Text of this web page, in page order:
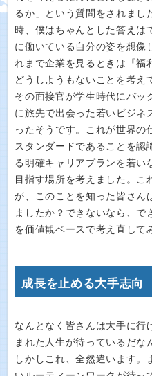
るか」という質問をされまし
時、僕はちゃんとした答えは
に働いている自分の姿を想像
れまで企業を見るときは『福
どうしようもないことを考え
その面接官が学生時代にバッ
に旅先で出会った若いビジネ
ったそうです。これが世界の
スタンダードであることを認
る明確キャリアプランを若い
目指す場所を考えました。こ
が、このことを知った皆さん
ましたか？できないなら、で
を価値観ベースで考え直して
成長を止める大手志向
なんとなく皆さんは大手に行
まれた人生が待っているだな
しかしこれ、全然違います。